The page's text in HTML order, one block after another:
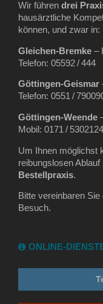
Wir führen drei
hausärztliche
können, und zwar in:
Gleichen‑Bremke –
Telefon: 05592 / 444
Göttingen‑Geismar
Telefon: 0551 /
Göttingen‑Weende
Mobil: 0171 /
Um Ihnen möglichst
reibungslosen
Bestellpraxis.
Bitte vereinbaren
Besuch.
ONLINE-